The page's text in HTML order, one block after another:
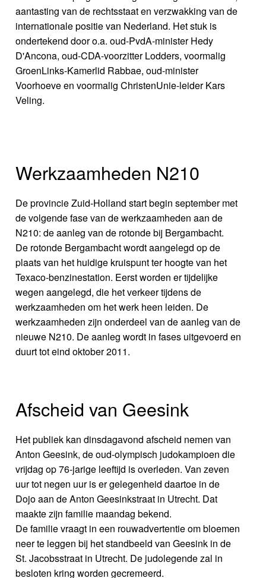
aantasting van de rechtsstaat en verzwakking van de
internationale positie van Nederland. Het stuk is
ondertekend door o.a. oud-PvdA-minister Hedy
D'Ancona, oud-CDA-voorzitter Lodders, voormalig
GroenLinks-Kamerlid Rabbae, oud-minister
Voorhoeve en voormalig ChristenUnie-leider Kars
Veling.
Werkzaamheden N210
De provincie Zuid-Holland start begin september met
de volgende fase van de werkzaamheden aan de
N210: de aanleg van de rotonde bij Bergambacht.
De rotonde Bergambacht wordt aangelegd op de
plaats van het huidige kruispunt ter hoogte van het
Texaco-benzinestation. Eerst worden er tijdelijke
wegen aangelegd, die het verkeer tijdens de
werkzaamheden om het werk heen leiden. De
werkzaamheden zijn onderdeel van de aanleg van de
nieuwe N210. De aanleg wordt in fases uitgevoerd en
duurt tot eind oktober 2011.
Afscheid van Geesink
Het publiek kan dinsdagavond afscheid nemen van
Anton Geesink, de oud-olympisch judokampioen die
vrijdag op 76-jarige leeftijd is overleden. Van zeven
uur tot negen uur is er gelegenheid daartoe in de
Dojo aan de Anton Geesinkstraat in Utrecht. Dat
maakte zijn familie maandag bekend.
De familie vraagt in een rouwadvertentie om bloemen
neer te leggen bij het standbeeld van Geesink in de
St. Jacobsstraat in Utrecht. De judolegende zal in
besloten kring worden gecremeerd.